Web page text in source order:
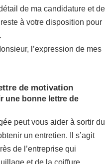
de ma candidature et de
à votre disposition pour
l’expression de mes
de motivation
une bonne lettre de
peut vous aider à sortir du
un entretien. Il s’agit
de l’entreprise qui
et de la coiffure